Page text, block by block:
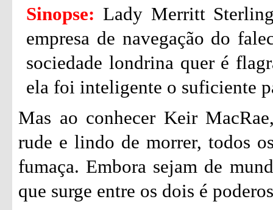
Sinopse: Lady Merritt
empresa de navegação do
sociedade londrina quer é
ela foi inteligente o suficiente
Mas ao conhecer Keir
rude e lindo de morrer, todos
fumaça. Embora sejam de
que surge entre os dois é